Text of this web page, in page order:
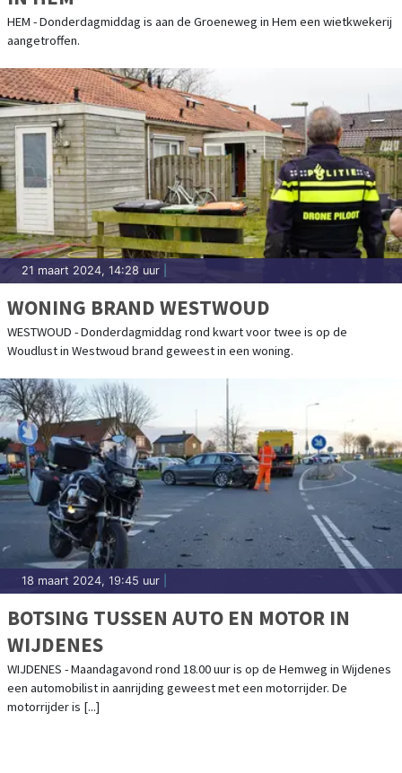
HEM - Donderdagmiddag is aan de Groeneweg in Hem een wietkwekerij
aangetroffen.
21 maart 2024, 14:28 uur
WONING BRAND WESTWOUD
WESTWOUD - Donderdagmiddag rond kwart voor twee is op de
Woudlust in Westwoud brand geweest in een woning.
18 maart 2024, 19:45 uur
BOTSING TUSSEN AUTO EN MOTOR IN
WIJDENES
WIJDENES - Maandagavond rond 18.00 uur is op de Hemweg in Wijdenes
een automobilist in aanrijding geweest met een motorrijder. De
motorrijder is [...]